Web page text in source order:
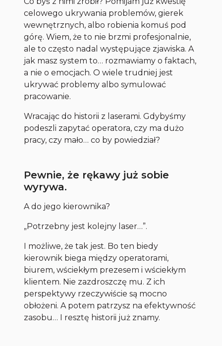
celowego ukrywania problemów, gierek
wewnętrznych, albo robienia komuś pod
górę. Wiem, że to nie brzmi profesjonalnie,
ale to często nadal występujące zjawiska. A
jak masz system to… rozmawiamy o faktach,
a nie o emocjach. O wiele trudniej jest
ukrywać problemy albo symulować
pracowanie.
Wracając do historii z laserami. Gdybyśmy
podeszli zapytać operatora, czy ma dużo
pracy, czy mało… co by powiedział?
Pewnie, że rękawy już sobie
wyrywa.
A do jego kierownika?
„Potrzebny jest kolejny laser…”.
I możliwe, że tak jest. Bo ten biedy
kierownik biega między operatorami,
biurem, wściekłym prezesem i wściekłym
klientem. Nie zazdroszczę mu. Z ich
perspektywy rzeczywiście są mocno
obłożeni. A potem patrzysz na efektywność
zasobu… I resztę historii już znamy.